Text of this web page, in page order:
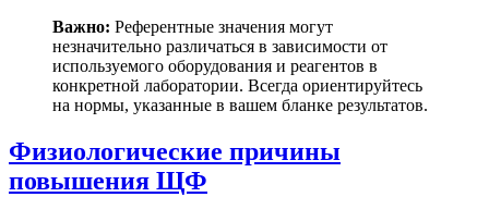
Важно: Референтные значения могут
незначительно различаться в зависимости от
используемого оборудования и реагентов в
конкретной лаборатории. Всегда ориентируйтесь
на нормы, указанные в вашем бланке результатов.
Физиологические причины
повышения ЩФ